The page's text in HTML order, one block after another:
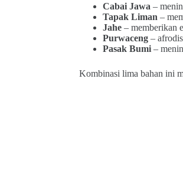
Cabai Jawa –
Tapak Liman –
Jahe – memberikan
Purwaceng –
Pasak Bumi –
Kombinasi lima bahan ini